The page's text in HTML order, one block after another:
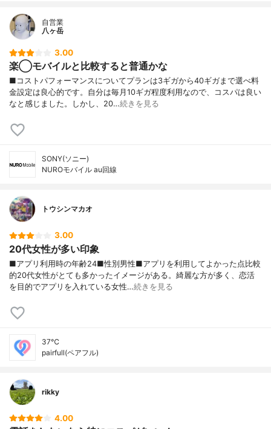
自営業
八ヶ岳
3.00
楽◯モバイルと比較すると普通かな
■コストパフォーマンスについてプランは3ギガから40ギガまで選べ料
金設定は良心的です。自分は毎月10ギガ程度利用なので、コスパは良い
なと感じました。しかし、20…続きを見る
SONY(ソニー)
NUROモバイル au回線
トウシンマカオ
3.00
20代女性が多い印象
■アプリ利用時の年齢24■性別男性■アプリを利用してよかった点比較
的20代女性がとても多かったイメージがある。綺麗な方が多く、恋活
を目的でアプリを入れている女性…続きを見る
37℃
pairfull(ペアフル)
rikky
4.00